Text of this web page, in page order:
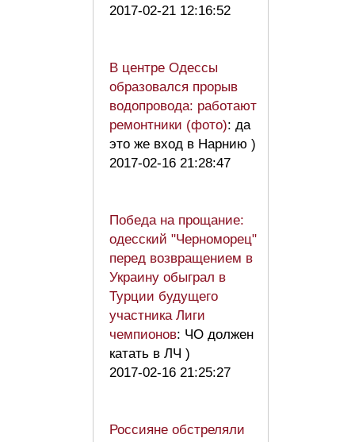
2017-02-21 12:16:52
В центре Одессы
образовался прорыв
водопровода: работают
ремонтники (фото): да
это же вход в Нарнию )
2017-02-16 21:28:47
Победа на прощание:
одесский "Черноморец"
перед возвращением в
Украину обыграл в
Турции будущего
участника Лиги
чемпионов: ЧО должен
катать в ЛЧ )
2017-02-16 21:25:27
Россияне обстреляли